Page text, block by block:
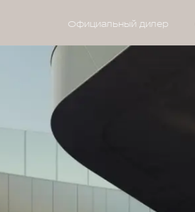
Официальный дилер